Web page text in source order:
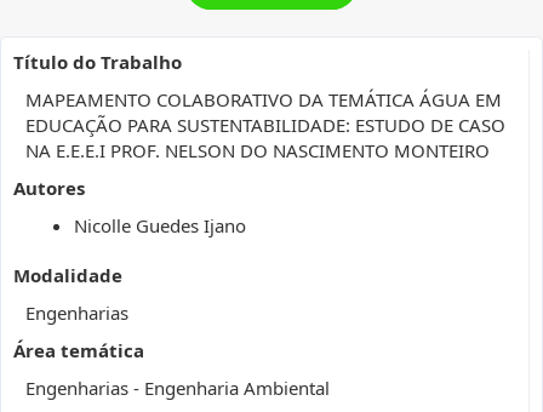
Título do Trabalho
MAPEAMENTO COLABORATIVO DA TEMÁTICA ÁGUA EM
EDUCAÇÃO PARA SUSTENTABILIDADE: ESTUDO DE CASO
NA E.E.E.I PROF. NELSON DO NASCIMENTO MONTEIRO
Autores
Nicolle Guedes Ijano
Modalidade
Engenharias
Área temática
Engenharias - Engenharia Ambiental